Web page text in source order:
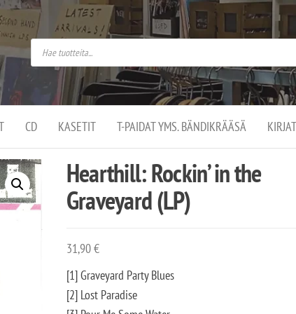
–
on
CD KASETIT T-PAIDAT YMS. BÄNDIKRÄÄSÄ
Hearthill: Rockin’ in the
Graveyard (LP)
31,90€
[1] Graveyard Party Blues
[2] Lost Paradise